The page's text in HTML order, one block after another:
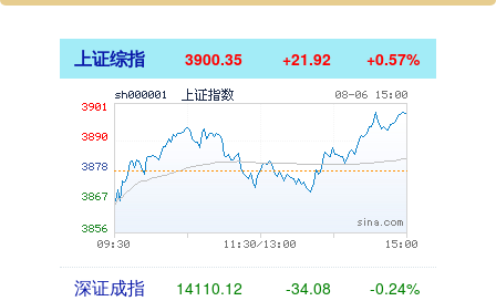
上证综指 3900.35 +21.92 +0.57%
深证成指 14110.12 -34.08 -0.24%